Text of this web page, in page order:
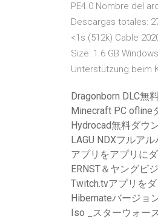
PE4.0 Nombre del
Descargas totales:
<1s (512k) Cable
Size: 1.6 GB
Unterstützung beim
Dragonborn DLC無
Minecraft PC ofline
Hydrocad無料ダウ
LAGU NDXフルア
アプリをアプリに
ERNST＆ヤングビ
Twitch.tvアプリを
Hibernateバージョ
Iso _スターウォー